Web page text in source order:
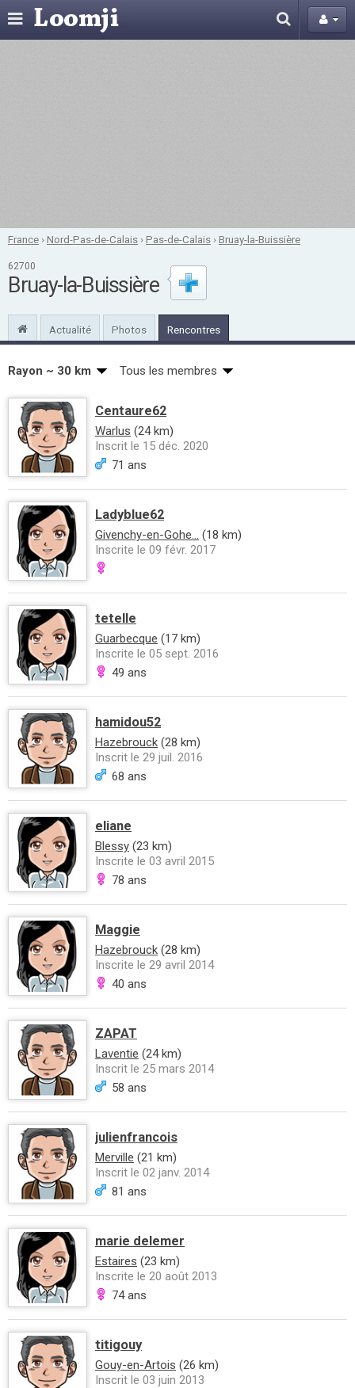
France ›Nord-Pas-de-Calais ›Pas-de-Calais ›Bruay-la-Buissière
62700
Bruay-la-Buissière
Actualité Photos Rencontres
Rayon ~ 30 km Tous les membres
Centaure62
Warlus (24 km)
Inscrit le 15 déc. 2020
71 ans
Ladyblue62
Givenchy-en-Gohe... (18 km)
Inscrite le 09 févr. 2017
tetelle
Guarbecque (17 km)
Inscrite le 05 sept. 2016
49 ans
hamidou52
Hazebrouck (28 km)
Inscrit le 29 juil. 2016
68 ans
eliane
Blessy (23 km)
Inscrite le 03 avril 2015
78 ans
Maggie
Hazebrouck (28 km)
Inscrite le 29 avril 2014
40 ans
ZAPAT
Laventie (24 km)
Inscrit le 25 mars 2014
58 ans
julienfrancois
Merville (21 km)
Inscrit le 02 janv. 2014
81 ans
marie delemer
Estaires (23 km)
Inscrite le 20 août 2013
74 ans
titigouy
Gouy-en-Artois (26 km)
Inscrit le 03 juin 2013